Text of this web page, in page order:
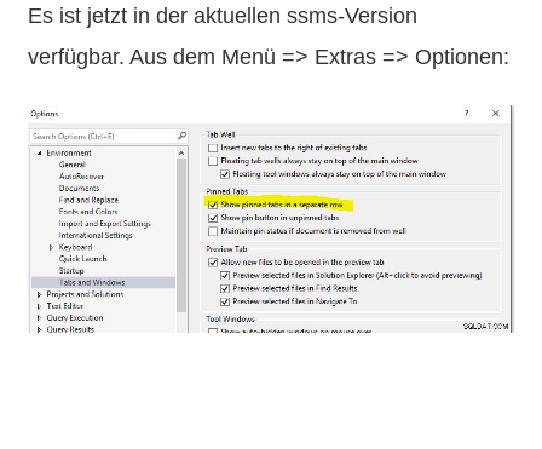
Es ist jetzt in der aktuellen ssms-Version
verfügbar. Aus dem Menü => Extras => Optionen: